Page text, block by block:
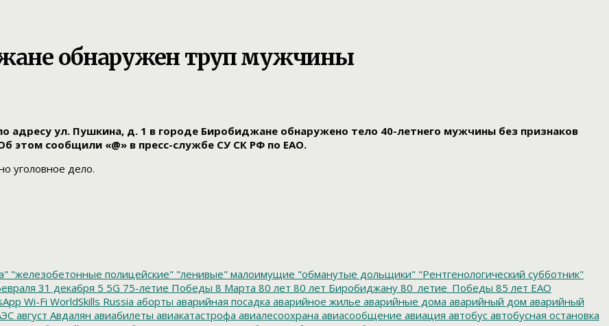
обнаружен труп мужчины
адресу ул. Пушкина, д. 1 в городе Биробиджане обнаружено тело 40-летнего мужчины без признаков
этом сообщили «@» в пресс-службе СУ СК РФ по ЕАО.
уголовное дело.
"железобетонные полицейские" "ленивые" малоимущие "обманутые дольщики" "Рентгенологический субботник"
31 декабря 5 5G 75-летие Победы 8 Марта 80 лет 80 лет Биробиджану 80_летие_Победы 85 лет ЕАО
Wi-Fi WorldSkills Russia аборты аварийная посадка аварийное жилье аварийные дома аварийный дом аварийный
август Авдалян авиабилеты авиакатастрофа авиалесоохрана авиасообщение авиация автобус автобусная остановка